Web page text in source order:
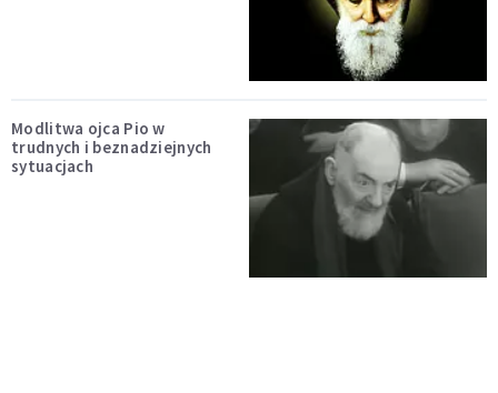
Modlitwa ojca Pio w
trudnych i beznadziejnych
sytuacjach